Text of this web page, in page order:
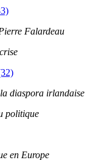
Falardeau
diaspora irlandaise
politique
en Europe